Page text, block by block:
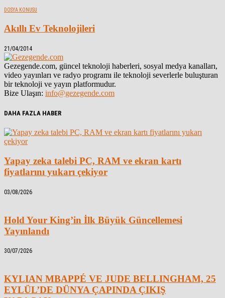
DOSYA KONUSU
Akıllı Ev Teknolojileri
21/04/2014
Gezegende.com, güncel teknoloji haberleri, sosyal medya kanalları,
video yayınları ve radyo programı ile teknoloji severlerle buluşturan
bir teknoloji ve yayın platformudur.
Bize Ulaşın: info@gezegende.com
DAHA FAZLA HABER
Yapay zeka talebi PC, RAM ve ekran kartı
fiyatlarını yukarı çekiyor
03/08/2026
Hold Your King’in İlk Büyük Güncellemesi
Yayınlandı
30/07/2026
KYLIAN MBAPPÉ VE JUDE BELLINGHAM, 25
EYLÜL’DE DÜNYA ÇAPINDA ÇIKIŞ